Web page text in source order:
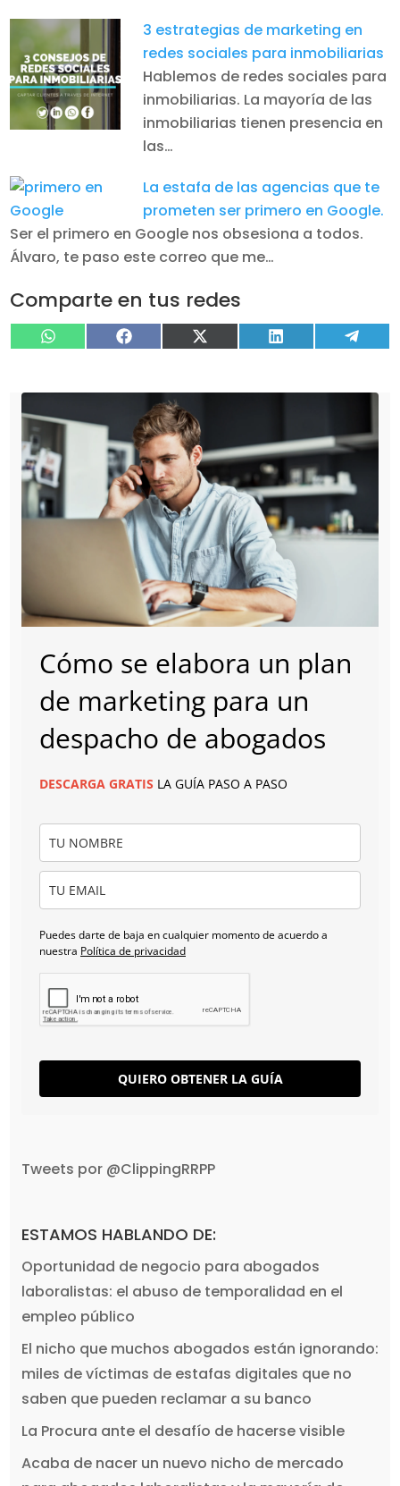
3 estrategias de marketing en
redes sociales para inmobiliarias
Hablemos de redes sociales para
inmobiliarias. La mayoría de las
inmobiliarias tienen presencia en
las…
La estafa de las agencias que te
prometen ser primero en Google.
Ser el primero en Google nos obsesiona a todos.
Álvaro, te paso este correo que me…
Comparte en tus redes
Compartir
en
WhatsAppCompartir
en
FacebookCompartir
en
X Compartir
en
LinkedIn
en
Cómo se elabora un plan
de marketing para un
despacho de abogados
DESCARGA GRATIS LA GUÍA PASO A PASO
Puedes darte de baja en cualquier momento de acuerdo a
nuestra Política de privacidad
QUIERO OBTENER LA GUÍA
Tweets por @ClippingRRPP
ESTAMOS HABLANDO DE:
Oportunidad de negocio para abogados
laboralistas: el abuso de temporalidad en el
empleo público
El nicho que muchos abogados están ignorando:
miles de víctimas de estafas digitales que no
saben que pueden reclamar a su banco
La Procura ante el desafío de hacerse visible
Acaba de nacer un nuevo nicho de mercado